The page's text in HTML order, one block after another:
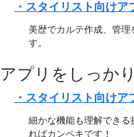
・スタイリスト向け
美歴でカルテ作成、管理
す。
アプリをしっか
・スタイリスト向け
細かな機能も理解できる
ればカンペキです！